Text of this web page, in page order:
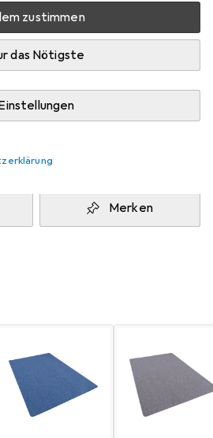
zustimmen
das Nötigste
Lager beim Drittanbieter
genaue Lieferzeit
den Warenkorb
Merken